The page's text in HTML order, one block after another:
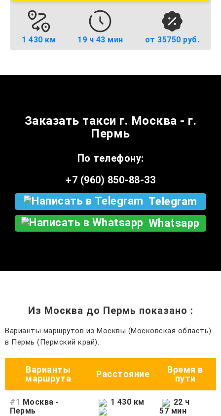
1 430 км 19 ч 43 мин от 35750 руб.
Заказать такси г. Москва - г.
Пермь
По телефону:
+7 (960) 850-88-33
Telegram
Whatsapp
Из Москва до Пермь показано :
Варианты маршрутов из Москвы (Московская область)
в Пермь (Пермский край).
Варианты
маршрута
Расстояние
Время в
пути
#1 Москва -
Пермь
1 430 км
22 ч
57 мин